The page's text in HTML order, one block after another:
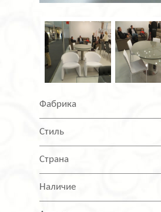
Фабрика
Стиль
Страна
Наличие